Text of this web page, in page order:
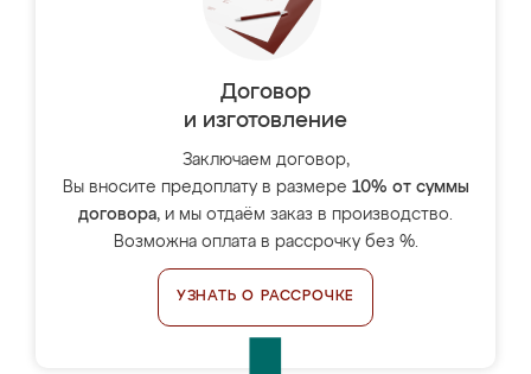
Договор
и изготовление
Заключаем договор,
Вы вносите предоплату в размере 10% от суммы
договора, и мы отдаём заказ в производство.
Возможна оплата в рассрочку без %.
УЗНАТЬ О РАССРОЧКЕ